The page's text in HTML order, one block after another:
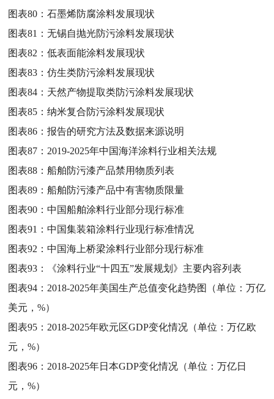
图表80：石墨烯防腐涂料发展现状
图表81：无锡自抛光防污涂料发展现状
图表82：低表面能涂料发展现状
图表83：仿生类防污涂料发展现状
图表84： 天然产物提取类防污涂料发展现状
图表85：纳米复合防污涂料发展现状
图表86：报告的研究方法及数据来源说明
图表87： 2019-2025年中国海洋涂料行业相关法规
图表88：船舶防污漆产品禁用物质列表
图表89：船舶防污漆产品中有害物质限量
图表90：中国船舶涂料行业部分现行标准
图表91：中国集装箱涂料行业现行标准情况
图表92：中国海上桥梁涂料行业部分现行标准
图表93：
《涂料行业“十四五”发展规划》主要内容列表
图表94： 2018-2025年美国生产总值变化趋势图（单位：万亿
美元，%）
图表95： 2018-2025年欧元区GDP变化情况（单位：万亿欧
元，%）
图表96： 2018-2025年日本GDP变化情况（单位：万亿日
元，%）